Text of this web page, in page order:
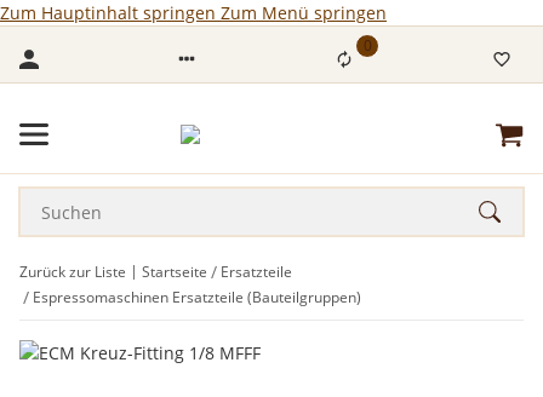
Zum Hauptinhalt springen Zum Menü springen
0
Zurück zur Liste Startseite
Ersatzteile
Espressomaschinen Ersatzteile (Bauteilgruppen)